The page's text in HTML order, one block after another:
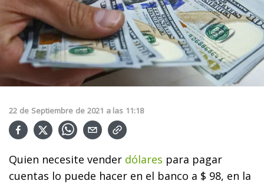
22 de Septiembre de 2021 a las 11:18
Quien necesite vender dólares para pagar
cuentas lo puede hacer en el banco a $ 98, en la